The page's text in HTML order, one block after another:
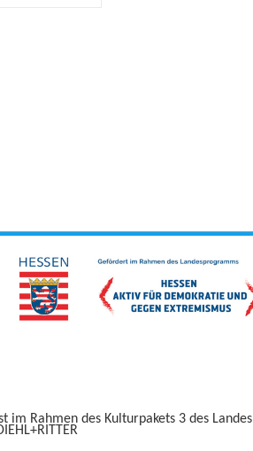
Rahmen des Kulturpakets 3 des Landes